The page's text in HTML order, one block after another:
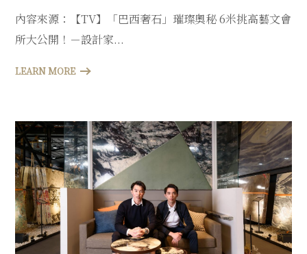
內容來源：【TV】「巴西奢石」璀璨奧秘 6米挑高藝文會
所大公開！－設計家...
LEARN MORE